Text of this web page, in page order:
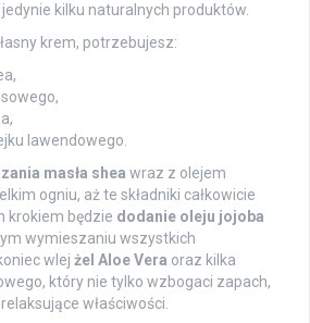
kilku naturalnych produktów.
krem, potrzebujesz:
lawendowego.
masła shea wraz z olejem
ogniu, aż te składniki całkowicie
krokiem będzie dodanie oleju jojoba
wymieszaniu wszystkich
wlej żel Aloe Vera oraz kilka
który nie tylko wzbogaci zapach,
właściwości.